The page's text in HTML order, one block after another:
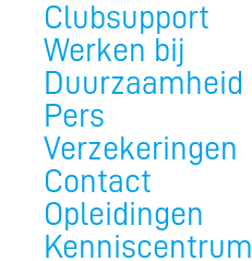
Clubsupport
Werken bij
Duurzaamheid
Pers
Verzekeringen
Contact
Opleidingen
Kenniscentrum